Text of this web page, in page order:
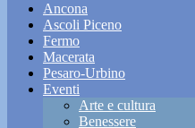
Ancona
Ascoli Piceno
Fermo
Macerata
Pesaro-Urbino
Eventi
Arte e cultura
Benessere